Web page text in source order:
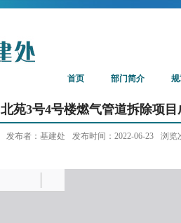
首页 部门简介
北苑3号4号楼燃气管道拆除项
发布者：基建处 发布时间：2022-06-23 浏览